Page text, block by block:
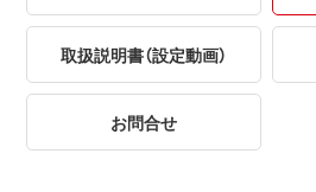
取扱説明書（設定動画）
お問合せ